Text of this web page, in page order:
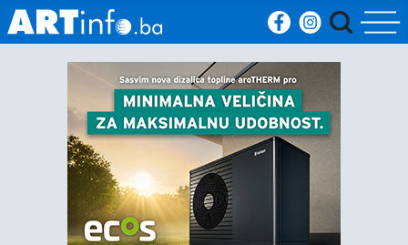
Početna
Vijesti
Sport
Kultura